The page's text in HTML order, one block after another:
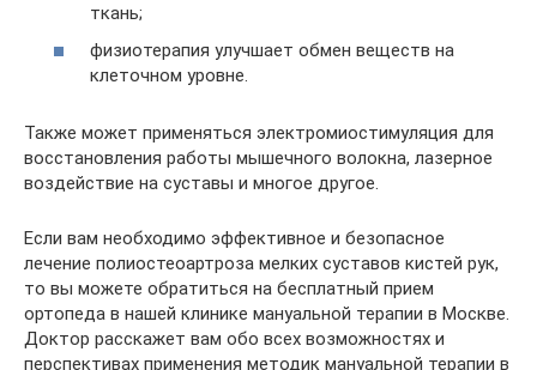
ткань;
физиотерапия улучшает обмен веществ на
клеточном уровне.
Также может применяться электромиостимуляция для
восстановления работы мышечного волокна, лазерное
воздействие на суставы и многое другое.
Если вам необходимо эффективное и безопасное
лечение полиостеоартроза мелких суставов кистей рук,
то вы можете обратиться на бесплатный прием
ортопеда в нашей клинике мануальной терапии в Москве.
Доктор расскажет вам обо всех возможностях и
перспективах применения методик мануальной терапии в